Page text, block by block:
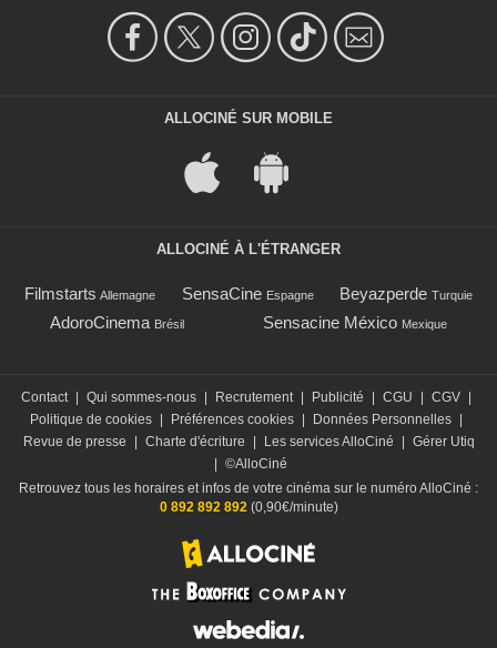
ALLOCINÉ SUR MOBILE
ALLOCINÉ À L'ÉTRANGER
Filmstarts Allemagne SensaCine Espagne Beyazperde Turquie
AdoroCinema Brésil Sensacine México Mexique
Contact Qui sommes-nous Recrutement Publicité CGU CGV
Politique de cookies
Préférences cookies Données Personnelles
Revue de presse
Charte d'écriture Les services AlloCiné
Gérer Utiq
©AlloCiné
Retrouvez tous les horaires et infos de votre cinéma sur le numéro AlloCiné :
0 892 892 892(0,90€/minute)